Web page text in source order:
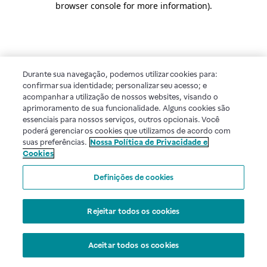
browser console for more information).
Durante sua navegação, podemos utilizar cookies para:
confirmar sua identidade; personalizar seu acesso; e
acompanhar a utilização de nossos websites, visando o
aprimoramento de sua funcionalidade. Alguns cookies são
essenciais para nossos serviços, outros opcionais. Você
poderá gerenciar os cookies que utilizamos de acordo com
suas preferências. Nossa Política de Privacidade e
Cookies
Definições de cookies
Rejeitar todos os cookies
Aceitar todos os cookies